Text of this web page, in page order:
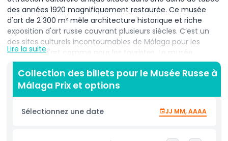
des années 1920 magnifiquement restaurée. Ce musée
d'art de 2 300 m² mêle architecture historique et riche
exposition d'art russe couvrant plusieurs siècles. C’est un
des sites culturels incontournables de Málaga pour les
amateurs d'art comme pour les touristes. Le musée
présente des expositions à long terme renouvelées chaque
année, garantissant une expérience nouvelle et
passionnante à chaque visite. Vous pouvez explorer des
chefs-d'œuvre d'artistes de renommée mondiale tels
qu'Ilya Repin, Marc Chagall, Wassily Kandinsky et Vladimir
Tatlin. Ces expositions mettent en lumière la diversité et
galeries, le musée offre d'excellentes installations,
Lire la suite
Collection des billets pour le Musée Russe à
Málaga Prix et options
Sélectionnez une date JJ MM, AAAA